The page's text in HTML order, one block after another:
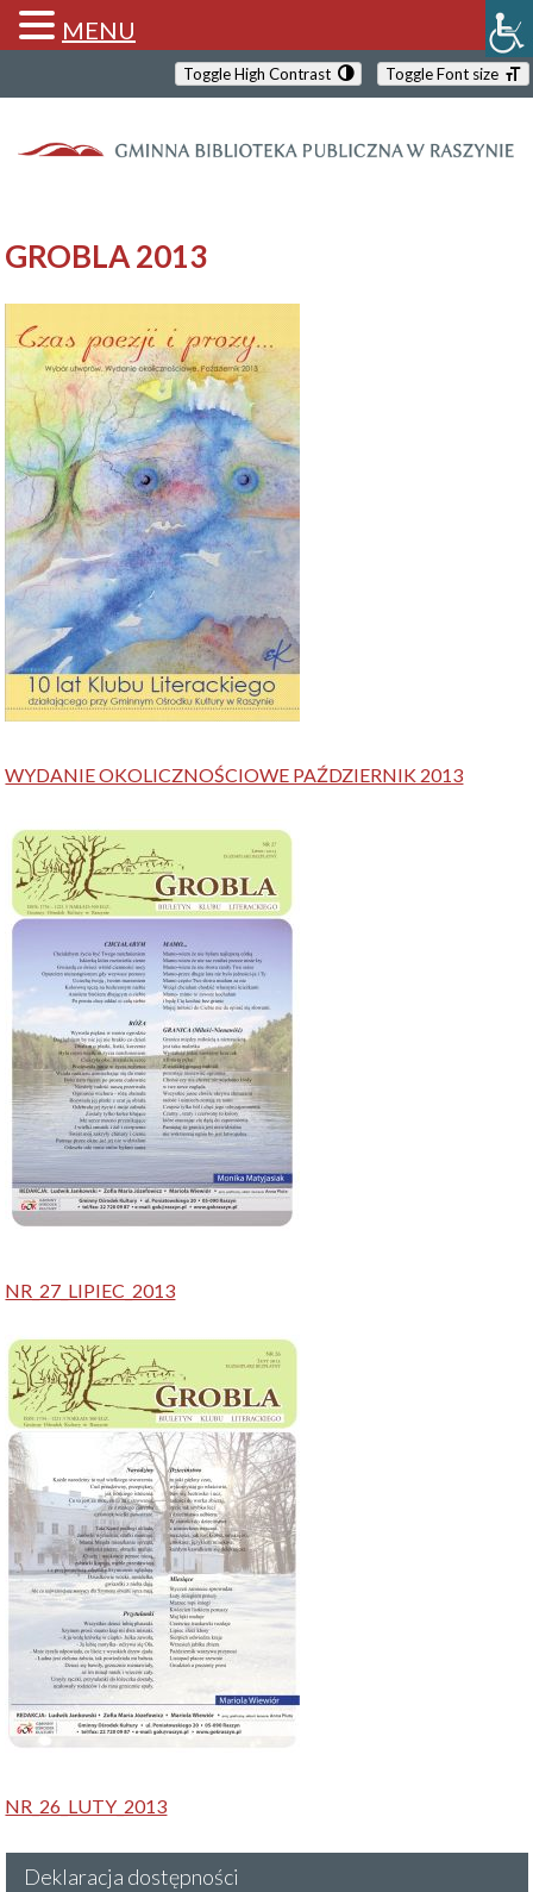
Toggle High Contrast Toggle Font size
GROBLA 2013
WYDANIE OKOLICZNOŚCIOWE PAŹDZIERNIK 2013
NR_27_LIPIEC_2013
NR_26_LUTY_2013
Deklaracja dostępności
MENU